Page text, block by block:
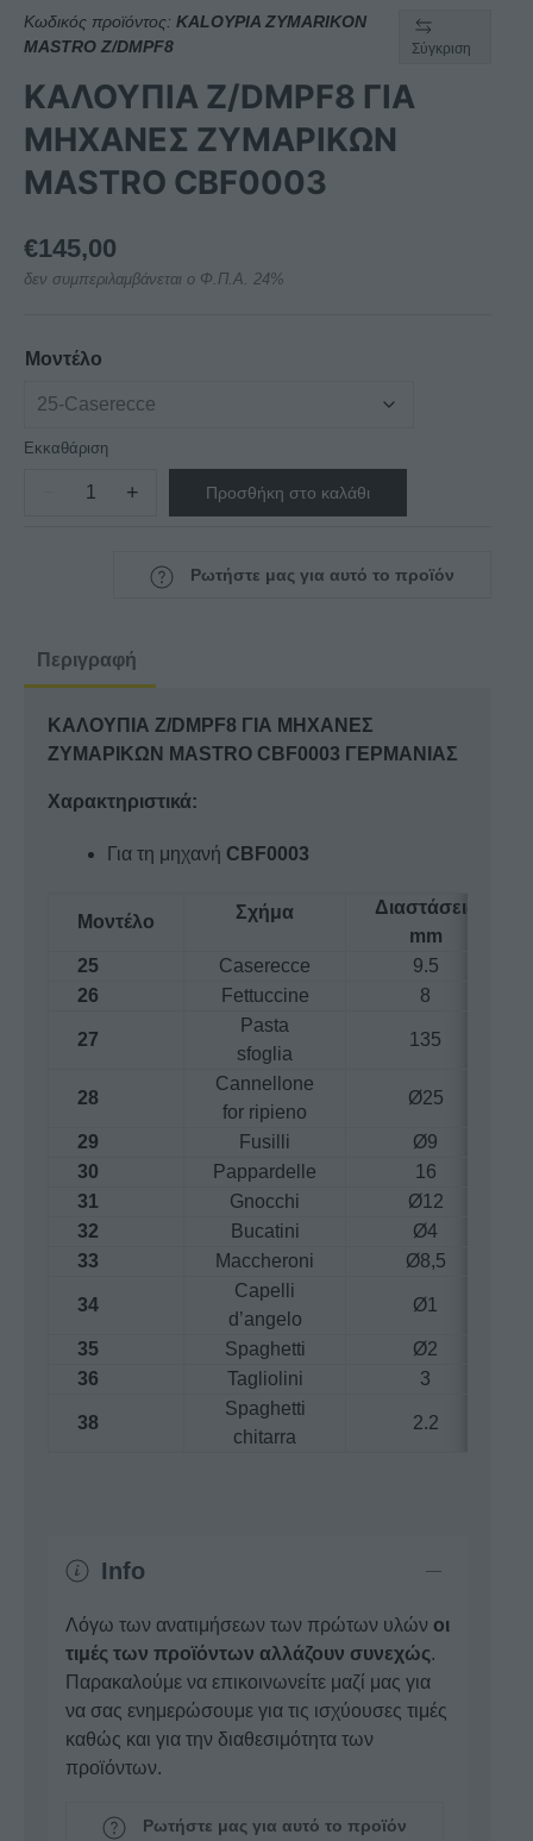
Κωδικός προϊόντος: KALOYPIA ZYMARIKON
MASTRO Z/DMPF8
Σύγκριση
ΚΑΛΟΥΠΙΑ Z/DMPF8 ΓΙΑ
ΜΗΧΑΝΕΣ ΖΥΜΑΡΙΚΩΝ
MASTRO CBF0003
€145,00
δεν συμπεριλαμβάνεται ο Φ.Π.Α. 24%
Μοντέλο
Εκκαθάριση
ΚΑΛΟΥΠΙΑ
MASTRO
CBF0003
+ Προσθήκη στο καλάθι
Ρωτήστε μας για αυτό το προϊόν
Περιγραφή
ΚΑΛΟΥΠΙΑ Z/DMPF8 ΓΙΑ ΜΗΧΑΝΕΣ
ΖΥΜΑΡΙΚΩΝ MASTRO CBF0003 ΓΕΡΜΑΝΙΑΣ
Χαρακτηριστικά:
Για τη μηχανή CBF0003
Μοντέλο Σχήμα
Διαστάσεις
mm
25
Caserecce
9.5
26
Fettuccine 8
27
Pasta
sfoglia
135
28
Cannellone
for ripieno
Ø25
29 Fusilli
Ø9
30
Pappardelle
16
31
Gnocchi
Ø12
32
Bucatini
Ø4
33
Maccheroni Ø8,5
34
Capelli
d’angelo
Ø1
35 Spaghetti
Ø2
36
Tagliolini 3
38
Spaghetti
chitarra
2.2
Info
Λόγω των ανατιμήσεων των πρώτων υλών οι
τιμές των προϊόντων αλλάζουν συνεχώς.
Παρακαλούμε να επικοινωνείτε μαζί μας για
να σας ενημερώσουμε για τις ισχύουσες τιμές
καθώς και για την διαθεσιμότητα των
προϊόντων.
Ρωτήστε μας για αυτό το προϊόν